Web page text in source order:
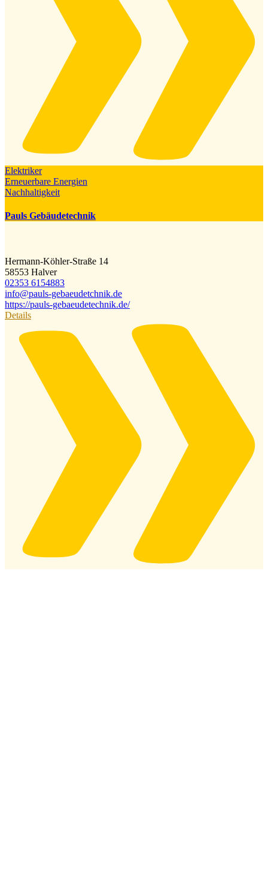
Elektriker
Erneuerbare Energien
Nachhaltigkeit
Pauls Gebäudetechnik
Hermann-Köhler-Straße 14
58553 Halver
02353 6154883
info@​pauls-gebaeudetchnik.de
https://pauls-gebaeudetechnik.de/
Details